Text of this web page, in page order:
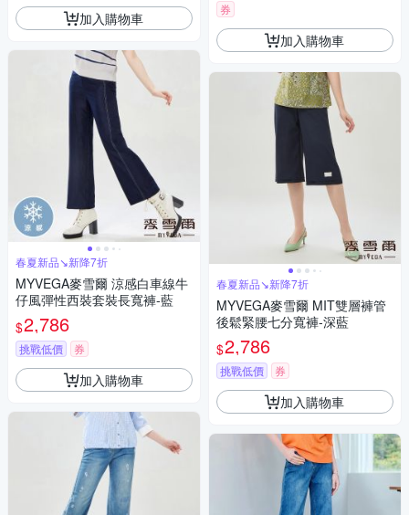
加入購物車
春夏新品↘新降7折
MYVEGA麥雪爾 涼感白車線牛
仔風彈性西裝套裝長寬褲-藍
$2,786
挑戰低價 券
加入購物車
券
加入購物車
春夏新品↘新降7折
MYVEGA麥雪爾 MIT雙層褲管
後鬆緊腰七分寬褲-深藍
$2,786
挑戰低價 券
加入購物車